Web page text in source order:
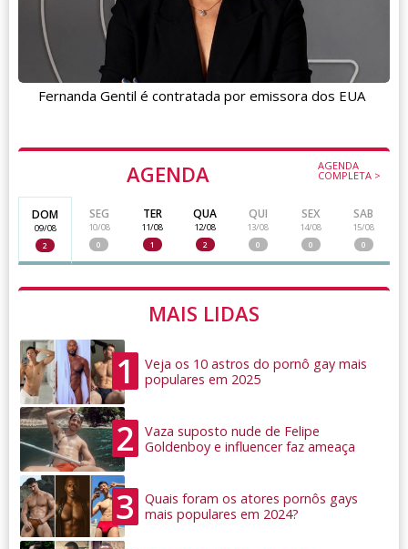
AGENDA AGENDA
COMPLETA >
DOM
09/08
2
SEG
10/08
0
TER
11/08
1
QUA
12/08
2
QUI
13/08
0
SEX
14/08
0
SAB
15/08
0
MAIS LIDAS
1
Veja os 10 astros do pornô gay mais
populares em 2025
2
Vaza suposto nude de Felipe
Goldenboy e influencer faz ameaça
3
Quais foram os atores pornôs gays
mais populares em 2024?
Fernanda Gentil é contratada por emissora dos EUA